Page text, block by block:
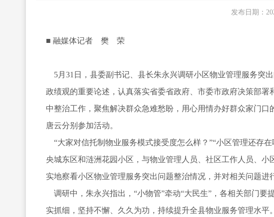
发布日期：
■ 融媒体记者 樊 荣
5月31日，县委副书记、县长朱永兴调研小区物业管理服务突
政绩观的重要论述，认真落实省委省政府、市委市政府决策部
中整治工作，聚焦解决群众急难愁盼，用心用情办好群众家门
唐云分别参加活动。
“大家对信托制物业服务模式接受度怎么样？”“小区管理还存
央城东区和涟洲花园小区，与物业管理人员、社区工作人员、
实地察看小区物业管理服务突出问题整治情况，并对相关问题进
调研中，朱永兴指出，“小物管”牵动“大民生”，各相关部门要
实抓细，坚持不懈、久久为功，持续提升全县物业服务管理水